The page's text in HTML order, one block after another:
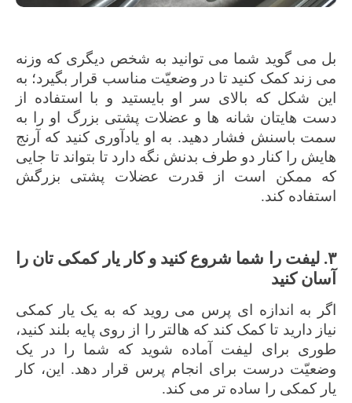
بل می گوید شما می توانید به شخص دیگری که وزنه
می زند کمک کنید تا در وضعیّت مناسب قرار بگیرد؛ به
این شکل که بالای سر او بایستید و با استفاده از
دست هایتان شانه ها و عضلات پشتی بزرگ او را به
سمت باسنش فشار دهید. به او یادآوری کنید که آرنج
هایش را کنار دو طرف بدنش نگه دارد تا بتواند تا جایی
که ممکن است از قدرت عضلات پشتی بزرگش
استفاده کند.
۳. لیفت را شما شروع کنید و کار یار کمکی تان را
آسان کنید
اگر به اندازه ای پرس می روید که به یک یار کمکی
نیاز دارید تا کمک کند که هالتر را از روی پایه بلند کنید،
طوری برای لیفت آماده شوید که شما را در یک
وضعیّت درست برای انجام پرس قرار دهد. این، کار
یار کمکی را ساده تر می کند.